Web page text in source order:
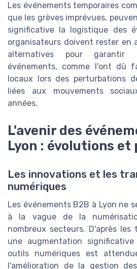
Les événements temporaires
que les grèves imprévues,
significative la logistique des
organisateurs doivent rester en
alternatives pour
événements, comme l'ont dû
locaux lors des perturbations
liées aux mouvements
années.
L'avenir des
Lyon : évolutions
Les innovations et les
numériques
Les événements B2B à Lyon ne
à la vague de la
nombreux secteurs. D'après les
une augmentation
outils numériques est
l'amélioration de la gestion